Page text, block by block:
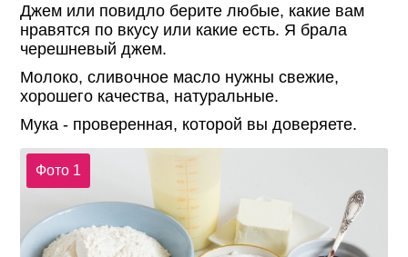
Джем или повидло берите любые, какие вам
нравятся по вкусу или какие есть. Я брала
черешневый джем.
Молоко, сливочное масло нужны свежие,
хорошего качества, натуральные.
Мука - проверенная, которой вы доверяете.
Фото 1